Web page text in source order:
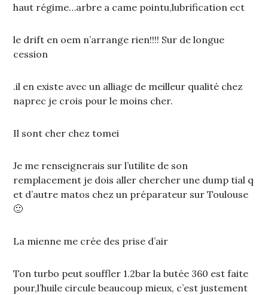
haut régime…arbre a came pointu,lubrification ect
le drift en oem n’arrange rien!!!! Sur de longue
cession
.il en existe avec un alliage de meilleur qualité chez
naprec je crois pour le moins cher.
Il sont cher chez tomei
Je me renseignerais sur l’utilite de son
remplacement je dois aller chercher une dump tial q
et d’autre matos chez un préparateur sur Toulouse
🙂
La mienne me crée des prise d’air
Ton turbo peut souffler 1.2bar la butée 360 est faite
pour,l’huile circule beaucoup mieux, c’est justement